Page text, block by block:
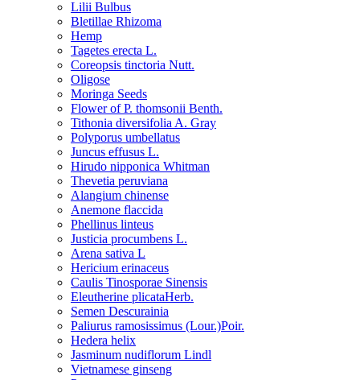
Lilii Bulbus
Bletillae Rhizoma
Hemp
Tagetes erecta L.
Coreopsis tinctoria Nutt.
Oligose
Moringa Seeds
Flower of P. thomsonii Benth.
Tithonia diversifolia A. Gray
Polyporus umbellatus
Juncus effusus L.
Hirudo nipponica Whitman
Thevetia peruviana
Alangium chinense
Anemone flaccida
Phellinus linteus
Justicia procumbens L.
Arena sativa L
Hericium erinaceus
Caulis Tinosporae Sinensis
Eleutherine plicataHerb.
Semen Descurainia
Paliurus ramosissimus (Lour.)Poir.
Hedera helix
Jasminum nudiflorum Lindl
Vietnamese ginseng